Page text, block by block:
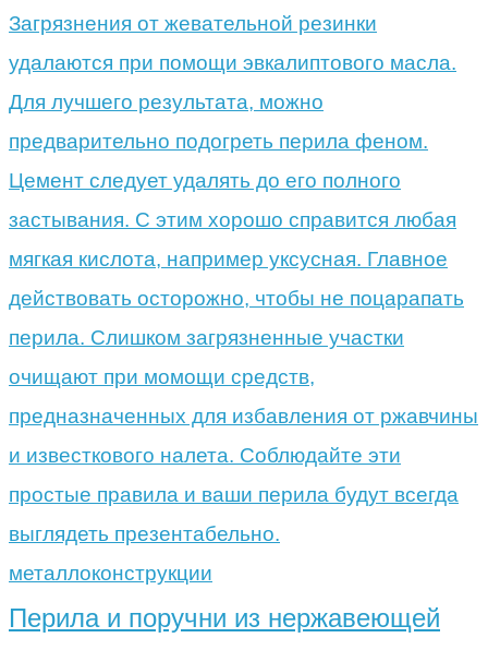
металлоконструкции
Перила и поручни из нержавеющей